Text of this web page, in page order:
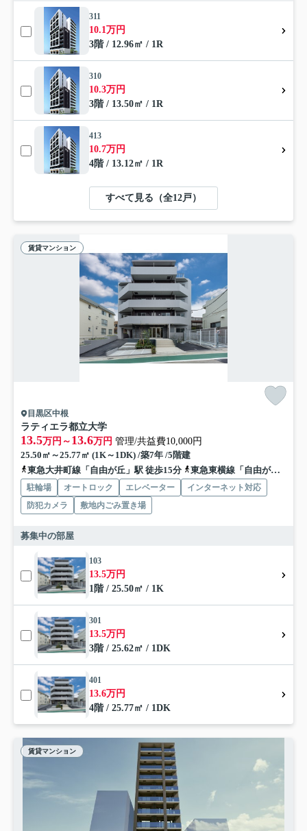
311
10.1万円
3階 / 12.96㎡ / 1R
310
10.3万円
3階 / 13.50㎡ / 1R
413
10.7万円
4階 / 13.12㎡ / 1R
すべて見る（全12戸）
賃貸マンション
目黒区中根
ラティエラ都立大学
13.5万円～ 13.6万円 管理/共益費10,000円
25.50㎡～25.77㎡ (1K～1DK) /築7年 /5階建
東急大井町線「自由が丘」駅 徒歩15分
東急東横線「自由が丘」駅 徒歩15分
駐輪場 オートロック エレベーター
インターネット対応
防犯カメラ
敷地内ごみ置き場
募集中の部屋
103
13.5万円
1階 / 25.50㎡ / 1K
301
13.5万円
3階 / 25.62㎡ / 1DK
401
13.6万円
4階 / 25.77㎡ / 1DK
賃貸マンション